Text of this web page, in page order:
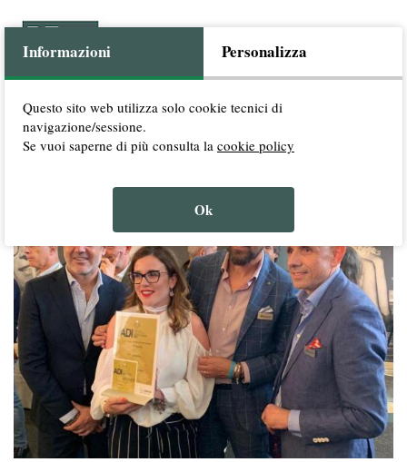
Informazioni Personalizza
Questo sito web utilizza solo cookie tecnici di
navigazione/sessione.
Se vuoi saperne di più consulta la cookie policy
Ok
SERVIZI / ESPERIENZE CHI SIAMO /